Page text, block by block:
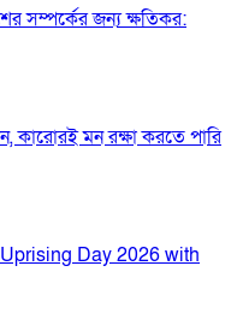
সম্পর্কের জন্য ক্ষতিকর:
কারোরই মন রক্ষা করতে পারি
Day 2026 with